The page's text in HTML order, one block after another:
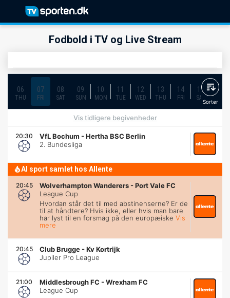
Fodbold i TV og Live Stream
06
THU
07
FRI
08
SAT
09
SUN
10
MON
11
TUE
12
WED
13
THU
14
FRI
15
SAT
16
Sorter
Vis tidligere begivenheder
20:30 VfL Bochum -Hertha BSC Berlin
2. Bundesliga
Al sport samlet hos Allente
20:45 Wolverhampton Wanderers -Port Vale FC
League Cup
Hvordan står det til med abstinenserne? Er de
til at håndtere? Hvis ikke, eller hvis man bare
har lyst til en forsmag på den europæiske Vis
mere
20:45 Club Brugge -Kv Kortrijk
Jupiler Pro League
21:00 Middlesbrough FC -Wrexham FC
League Cup